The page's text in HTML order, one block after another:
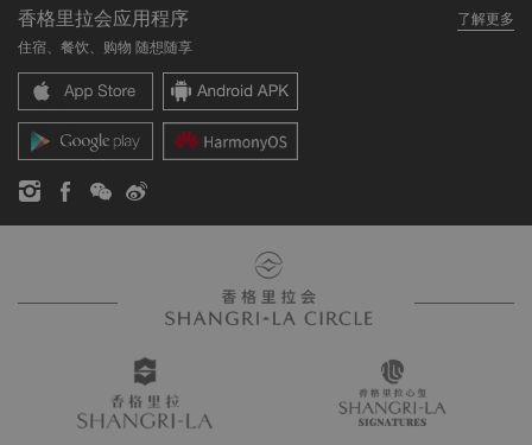
常见问题
联络我们
我们的酒店品牌
香格里拉中心
香格里拉公寓
联系方式
职业发展
企业社会责任
新闻稿
香格里拉会应用程序
了解更多
住宿、餐饮、购物 随想随享